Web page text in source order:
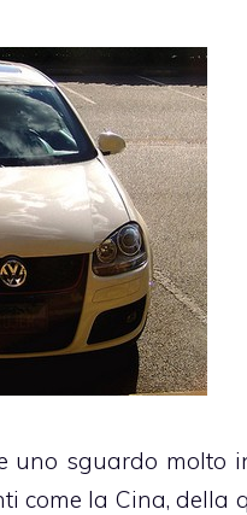
uno sguardo molto
come la Cina, della